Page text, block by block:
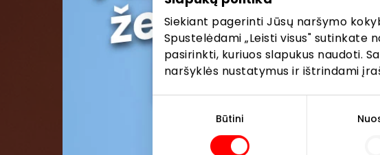
Siekiant pagerinti Jūsų naršymo
Spustelėdami „Leisti visus" sutinkate
pasirinkti, kuriuos slapukus naudoti.
naršyklės nustatymus ir ištrindami
Būtini